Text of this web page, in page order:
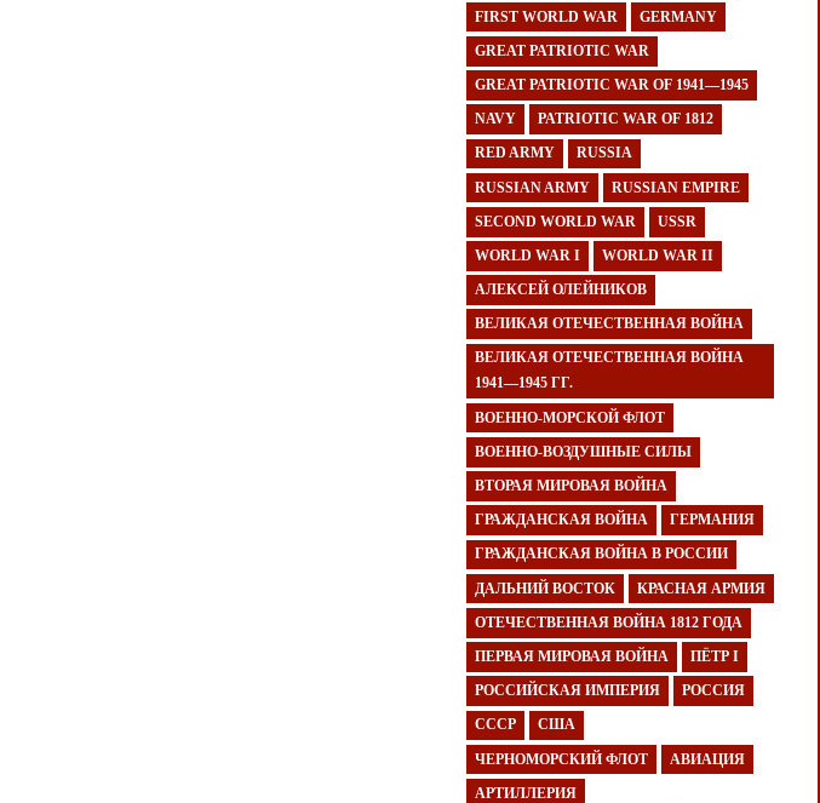
FIRST WORLD WAR GERMANY
GREAT PATRIOTIC WAR
GREAT PATRIOTIC WAR OF 1941—1945
NAVY PATRIOTIC WAR OF 1812
RED ARMY RUSSIA
RUSSIAN ARMY RUSSIAN EMPIRE
SECOND WORLD WAR USSR
WORLD WAR I WORLD WAR II
АЛЕКСЕЙ ОЛЕЙНИКОВ
ВЕЛИКАЯ ОТЕЧЕСТВЕННАЯ ВОЙНА
ВЕЛИКАЯ ОТЕЧЕСТВЕННАЯ ВОЙНА
1941—1945 ГГ.
ВОЕННО-МОРСКОЙ ФЛОТ
ВОЕННО-ВОЗДУШНЫЕ СИЛЫ
ВТОРАЯ МИРОВАЯ ВОЙНА
ГРАЖДАНСКАЯ ВОЙНА ГЕРМАНИЯ
ГРАЖДАНСКАЯ ВОЙНА В РОССИИ
ДАЛЬНИЙ ВОСТОК КРАСНАЯ АРМИЯ
ОТЕЧЕСТВЕННАЯ ВОЙНА 1812 ГОДА
ПЕРВАЯ МИРОВАЯ ВОЙНА ПЁТР I
РОССИЙСКАЯ ИМПЕРИЯ РОССИЯ
СССР США
ЧЕРНОМОРСКИЙ ФЛОТ АВИАЦИЯ
АРТИЛЛЕРИЯ